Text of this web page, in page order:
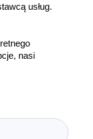
usług.
nasi